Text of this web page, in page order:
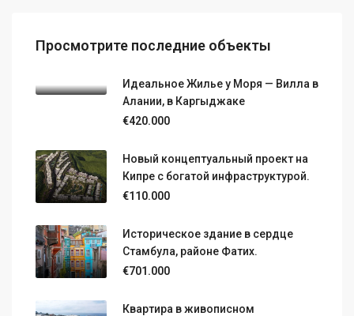
Просмотрите последние объекты
Идеальное Жилье у Моря — Вилла в
Алании, в Каргыджаке
€420.000
Новый концептуальный проект на
Кипре с богатой инфраструктурой.
€110.000
Историческое здание в сердце
Стамбула, районе Фатих.
€701.000
Квартира в живописном